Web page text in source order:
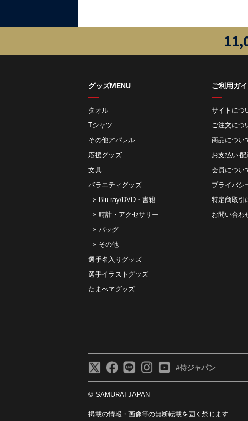
グッズMENU
タオル
Tシャツ
その他アパレル
応援グッズ
文具
バラエティグッズ
Blu-ray/DVD・書籍
時計・アクセサリー
バッグ
その他
選手名入りグッズ
選手イラストグッズ
たまべヱグッズ
ご利用ガ
サイトにつ
ご注⽂につ
商品につい
お⽀払い‧
会員につい
プライバシ
特定商取引
お問い合わ
#侍ジャパン
© SAMURAI JAPAN
掲載の情報・画像等の無断転載を固く禁じます